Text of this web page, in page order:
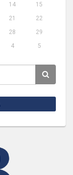
14
15
21
22
28
29
4 5